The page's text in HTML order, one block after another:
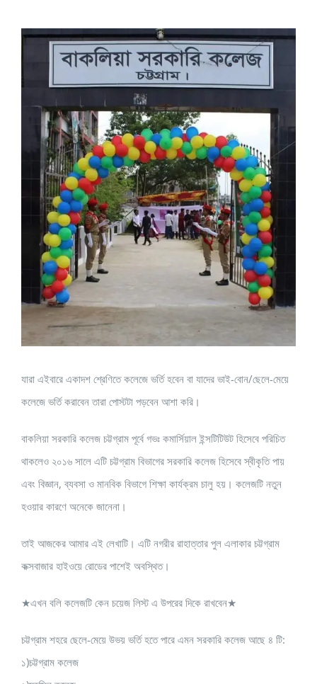
View
Image
যারা এইবারে একাদশ শ্রেণিতে কলেজে ভর্তি হবেন বা যাদের ভাই-বোন/ছেলে-মেয়ে
কলেজে ভর্তি করাবেন তারা পোস্টটা পড়বেন আশা করি।
বাকলিয়া সরকারি কলেজ চট্টগ্রাম পূর্বে গভঃ কমার্সিয়াল ইন্সটিটিউট হিসেবে পরিচিত
থাকলেও ২০১৬ সালে এটি চট্টগ্রাম বিভাগের সরকারি কলেজ হিসেবে স্বীকৃতি পায়
এবং বিজ্ঞান, ব্যবসা ও মানবিক বিভাগে শিক্ষা কার্যক্রম চালু হয়। কলেজটি নতুন
হওয়ার কারণে অনেকে জানেনা।
তাই আজকের আমার এই লেখাটি। এটি নগরীর রাহাত্তার পুল এলাকার চট্টগ্রাম
কক্সবাজার হাইওয়ে রোডের পাশেই অবস্থিত।
★এখন বলি কলেজটি কেন চয়েজ লিস্ট এ উপরের দিকে রাখবেন★
চট্টগ্রাম শহরে ছেলে-মেয়ে উভয় ভর্তি হতে পারে এমন সরকারি কলেজ আছে ৪ টি:
১)চট্টগ্রাম কলেজ